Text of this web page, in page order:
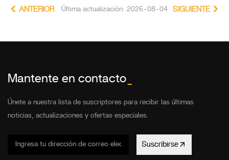
Última actualización: 2026-08-04
ANTERIOR SIGUIENTE
Mantente en contacto
Únete a nuestra lista de suscriptores para recibir las últimas
noticias, actualizaciones y ofertas especiales.
Suscribirse